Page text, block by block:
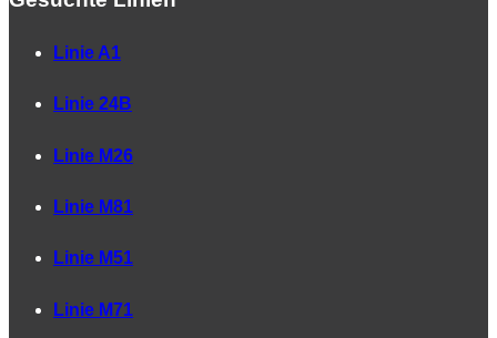
Linie A1
Linie 24B
Linie M26
Linie M81
Linie M51
Linie M71